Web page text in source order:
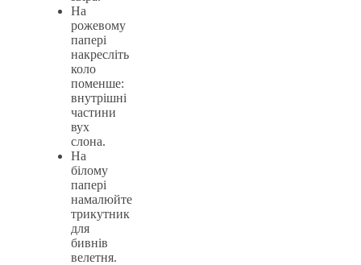
На
рожевому
папері
накресліть
коло
поменше:
внутрішні
частини
вух
слона.
На
білому
папері
намалюйте
трикутник
для
бивнів
велетня.